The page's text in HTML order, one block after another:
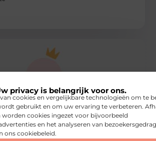
privacy is belangrijk voor ons.
cookies en vergelijkbare technologieën om te
gebruikt en om uw ervaring te verbeteren.
cookies ingezet voor bijvoorbeeld
en het analyseren van
ons cookiebeleid.
HOME
je droomhuis
bent op het punt in je leven om een
maken. De stap